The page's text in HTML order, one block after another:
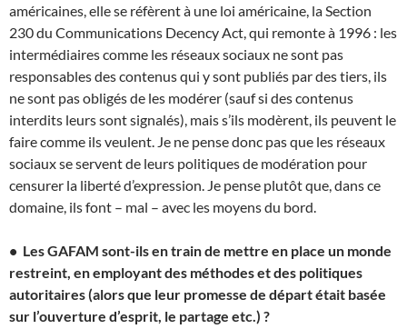
américaines, elle se réfèrent à une loi américaine, la Section
230 du Communications Decency Act, qui remonte à 1996 : les
intermédiaires comme les réseaux sociaux ne sont pas
responsables des contenus qui y sont publiés par des tiers, ils
ne sont pas obligés de les modérer (sauf si des contenus
interdits leurs sont signalés), mais s’ils modèrent, ils peuvent le
faire comme ils veulent. Je ne pense donc pas que les réseaux
sociaux se servent de leurs politiques de modération pour
censurer la liberté d’expression. Je pense plutôt que, dans ce
domaine, ils font – mal – avec les moyens du bord.
• Les GAFAM sont-ils en train de mettre en place un monde
restreint, en employant des méthodes et des politiques
autoritaires (alors que leur promesse de départ était basée
sur l’ouverture d’esprit, le partage etc.) ?